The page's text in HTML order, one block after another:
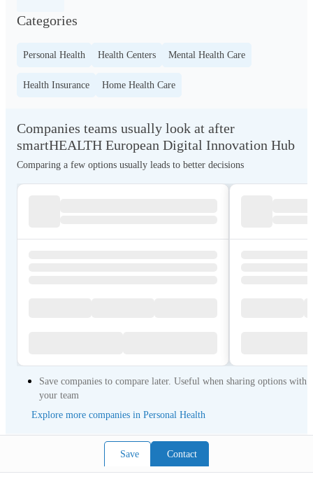
Save Contact
Categories
Personal Health Health Centers Mental Health Care
Health Insurance Home Health Care
Companies teams usually look at after
smartHEALTH European Digital Innovation Hub
Comparing a few options usually leads to better decisions
Save companies to compare later. Useful when sharing options with
your team
Explore more companies in Personal Health